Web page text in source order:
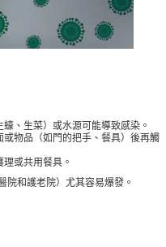
、生菜）或水源可能導致感染。
或物品（如門的把手、餐具）後再觸
理或共用餐具。
院和護老院）尤其容易爆發。